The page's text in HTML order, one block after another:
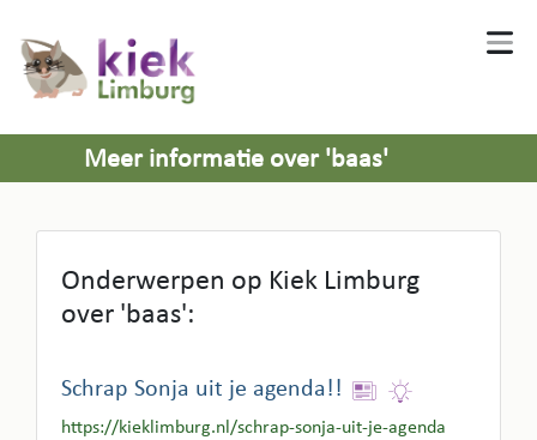
Meer informatie over 'baas'
Onderwerpen op Kiek Limburg
over 'baas':
Schrap Sonja uit je agenda!!
https://kieklimburg.nl/schrap-sonja-uit-je-agenda